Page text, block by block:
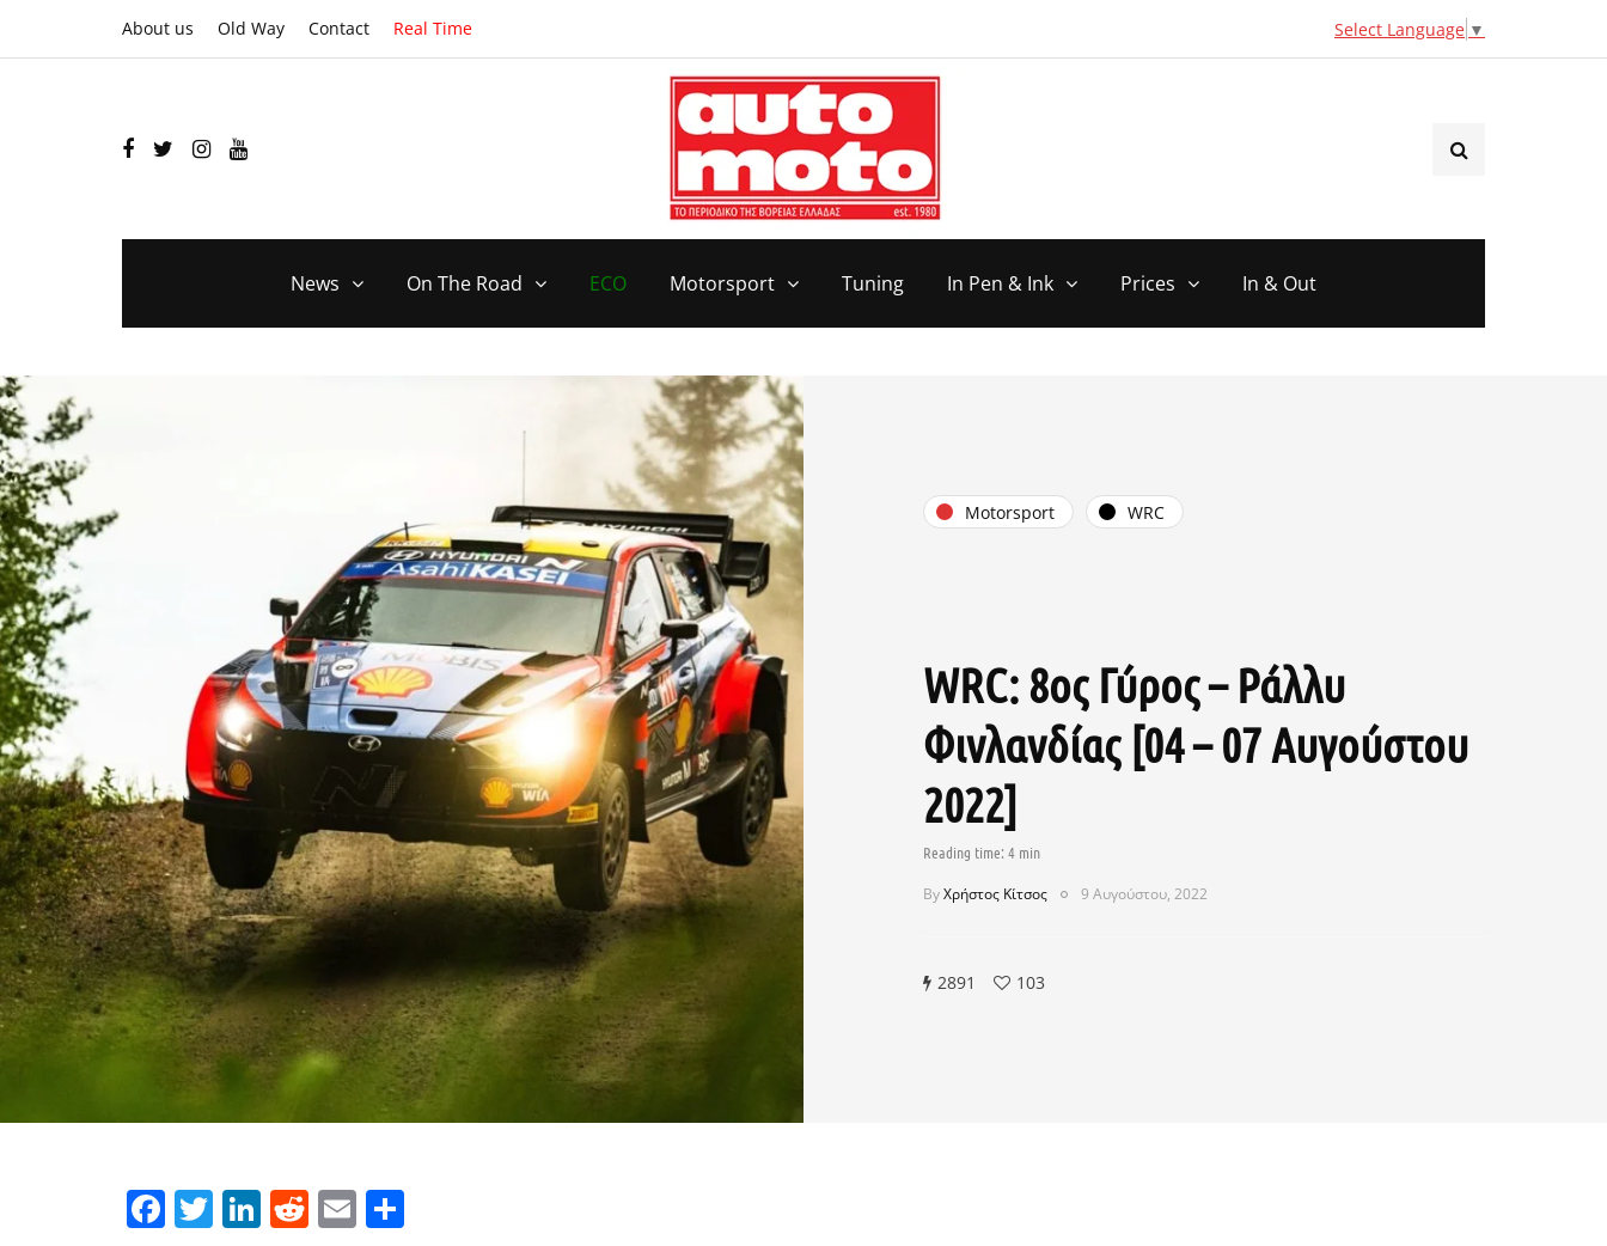
About us Old Way Contact Real Time Select Language ▼
News On The Road ECO Motorsport Tuning In Pen & Ink Prices In & Out
Motorsport WRC
WRC: 8ος Γύρος – Ράλλυ
Φινλανδίας [04 – 07 Αυγούστου
2022]
ByΧρήστος Κίτσος 9 Αυγούστου, 2022
2891 103
Facebook
Twitter
LinkedIn
Reddit
Email